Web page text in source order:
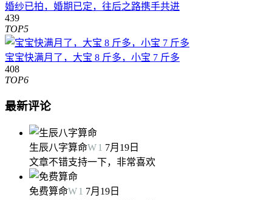
婚纱已拍，婚期已定，往后之路携手共进
439
TOP5
宝宝快满月了，大宝 8 斤多，小宝 7 斤多
408
TOP6
最新评论
生辰八字算命W1 7月19日
文章不错支持一下，非常喜欢
免费算命W1 7月19日